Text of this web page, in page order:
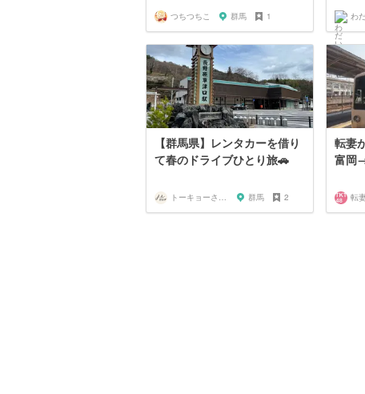
つちつちこ 群馬 1 わ
【群馬県】レンタカーを借り
て春のドライブひとり旅🚗
トーキョーさんぽ 群馬 2
転妻
富岡